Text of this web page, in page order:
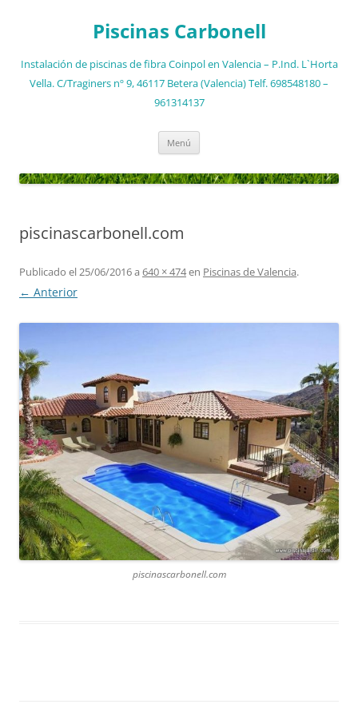
Piscinas Carbonell
Instalación de piscinas de fibra Coinpol en Valencia – P.Ind. L`Horta
Vella. C/Traginers nº 9, 46117 Betera (Valencia) Telf. 698548180 –
961314137
Menú
piscinascarbonell.com
Publicado el25/06/2016a 640 × 474en Piscinas de Valencia.
← Anterior
piscinascarbonell.com